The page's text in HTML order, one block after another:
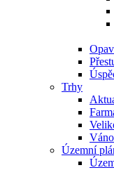
Trhy
Územní